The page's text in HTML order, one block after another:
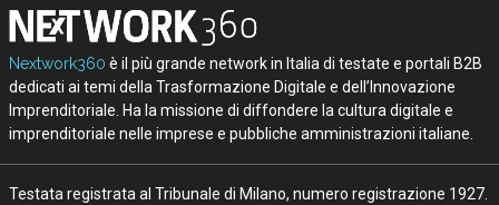
Nextwork360 è il più grande network in Italia di testate e portali B2B
dedicati ai temi della Trasformazione Digitale e dell’Innovazione
Imprenditoriale. Ha la missione di diffondere la cultura digitale e
imprenditoriale nelle imprese e pubbliche amministrazioni italiane.
Testata registrata al Tribunale di Milano, numero registrazione 1927.